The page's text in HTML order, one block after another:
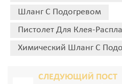
Шланг С Подогревом
Пистолет Для Клея-
Химический Шланг С
СЛЕДУЮЩИЙ ПОСТ